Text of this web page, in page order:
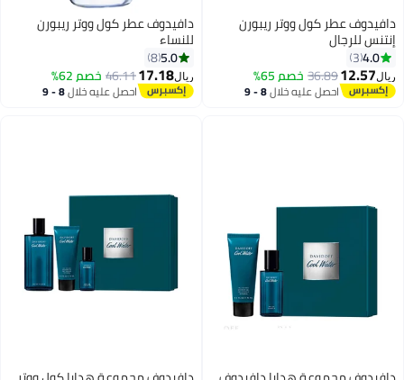
دافيدوف عطر كول ووتر ريبورن
إنتنس للرجال
4.0
3
ريال12.57
36.89خصم 65%
احصل عليه خلال 8 - 9
دافيدوف عطر كول ووتر ريبورن
للنساء
5.0
8
ريال17.18
46.11خصم 62%
احصل عليه خلال 8 - 9